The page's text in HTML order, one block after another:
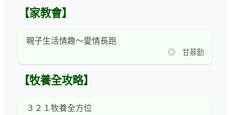
【家教會】
親子生活情趣～愛情長跑
◎ 甘慕勤
【牧養全攻略】
３２１牧養全方位